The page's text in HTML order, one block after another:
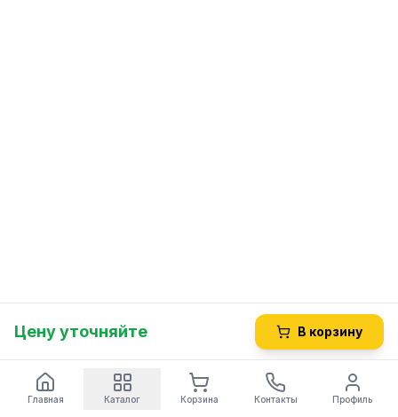
Цену уточняйте В корзину
Главная Каталог Корзина Контакты Профиль